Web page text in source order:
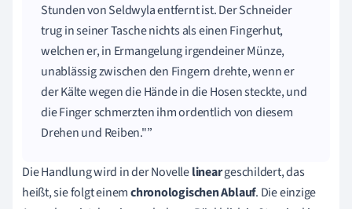
Stunden von Seldwyla entfernt ist. Der Schneider
trug in seiner Tasche nichts als einen Fingerhut,
welchen er, in Ermangelung irgendeiner Münze,
unablässig zwischen den Fingern drehte, wenn er
der Kälte wegen die Hände in die Hosen steckte, und
die Finger schmerzten ihm ordentlich von diesem
Drehen und Reiben."
Die Handlung wird in der Novellelineargeschildert, das
heißt, sie folgt einemchronologischen Ablauf. Die einzige